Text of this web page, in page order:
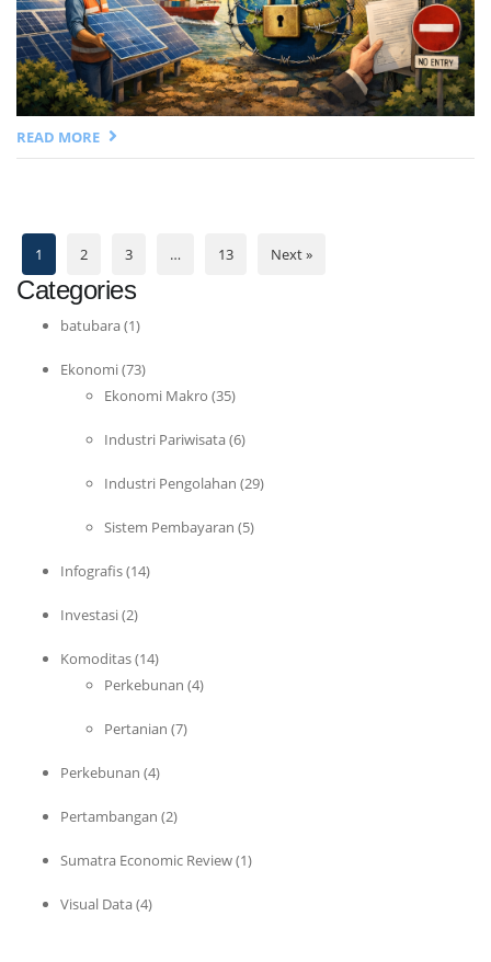
READ MORE
1 2 3 … 13 Next »
Categories
batubara(1)
Ekonomi(73)
Ekonomi Makro (35)
Industri Pariwisata(6)
Industri Pengolahan (29)
Sistem Pembayaran (5)
Infografis(14)
Investasi(2)
Komoditas(14)
Perkebunan (4)
Pertanian (7)
Perkebunan (4)
Pertambangan (2)
Sumatra Economic Review(1)
Visual Data(4)